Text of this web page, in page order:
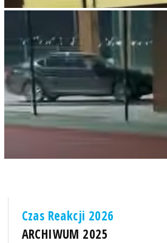
Czas Reakcji 2026
ARCHIWUM 2025